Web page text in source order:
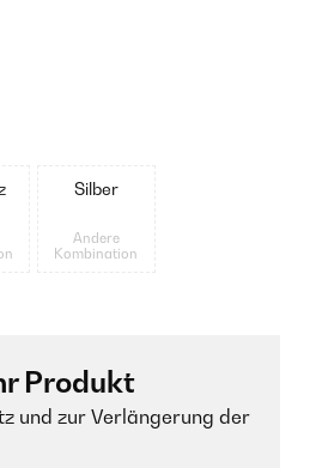
Silber
Andere
Kombination
Produkt
und zur Verlängerung der